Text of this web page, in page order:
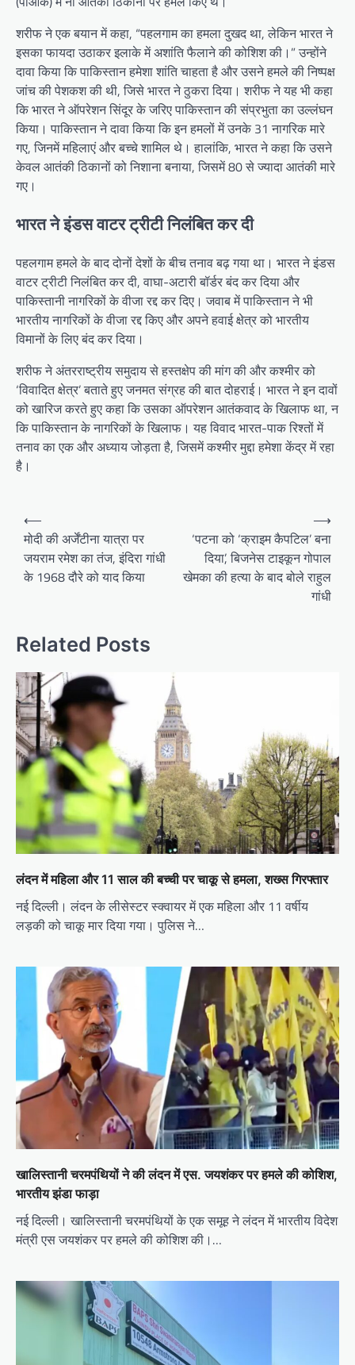
शरीफ ने एक बयान में कहा, “पहलगाम का हमला दुखद था, लेकिन भारत ने
इसका फायदा उठाकर इलाके में अशांति फैलाने की कोशिश की।” उन्होंने
दावा किया कि पाकिस्तान हमेशा शांति चाहता है और उसने हमले की निष्पक्ष
जांच की पेशकश की थी, जिसे भारत ने ठुकरा दिया। शरीफ ने यह भी कहा
कि भारत ने ऑपरेशन सिंदूर के जरिए पाकिस्तान की संप्रभुता का उल्लंघन
किया। पाकिस्तान ने दावा किया कि इन हमलों में उनके 31 नागरिक मारे
गए, जिनमें महिलाएं और बच्चे शामिल थे। हालांकि, भारत ने कहा कि उसने
केवल आतंकी ठिकानों को निशाना बनाया, जिसमें 80 से ज्यादा आतंकी मारे
गए।
भारत ने इंडस वाटर ट्रीटी निलंबित कर दी
पहलगाम हमले के बाद दोनों देशों के बीच तनाव बढ़ गया था। भारत ने इंडस
वाटर ट्रीटी निलंबित कर दी, वाघा-अटारी बॉर्डर बंद कर दिया और
पाकिस्तानी नागरिकों के वीजा रद्द कर दिए। जवाब में पाकिस्तान ने भी
भारतीय नागरिकों के वीजा रद्द किए और अपने हवाई क्षेत्र को भारतीय
विमानों के लिए बंद कर दिया।
शरीफ ने अंतरराष्ट्रीय समुदाय से हस्तक्षेप की मांग की और कश्मीर को
‘विवादित क्षेत्र’ बताते हुए जनमत संग्रह की बात दोहराई। भारत ने इन दावों
को खारिज करते हुए कहा कि उसका ऑपरेशन आतंकवाद के खिलाफ था, न
कि पाकिस्तान के नागरिकों के खिलाफ। यह विवाद भारत-पाक रिश्तों में
तनाव का एक और अध्याय जोड़ता है, जिसमें कश्मीर मुद्दा हमेशा केंद्र में रहा
है।
Post
navigation
⟵
मोदी की अर्जेंटीना यात्रा पर
जयराम रमेश का तंज, इंदिरा गांधी
के 1968 दौरे को याद किया
‘पटना को ‘क्राइम कैपटिल’ बना
दिया’, बिजनेस टाइकून गोपाल
खेमका की हत्या के बाद बोले राहुल
गांधी
⟶
Related Posts
लंदन में महिला और 11 साल की बच्ची पर चाकू से हमला, शख्स गिरफ्तार
नई दिल्ली। लंदन के लीसेस्टर स्क्वायर में एक महिला और 11 वर्षीय
लड़की को चाकू मार दिया गया। पुलिस ने…
खालिस्तानी चरमपंथियों ने की लंदन में एस. जयशंकर पर हमले की कोशिश,
भारतीय झंडा फाड़ा
नई दिल्ली। खालिस्तानी चरमपंथियों के एक समूह ने लंदन में भारतीय विदेश
मंत्री एस जयशंकर पर हमले की कोशिश की।…